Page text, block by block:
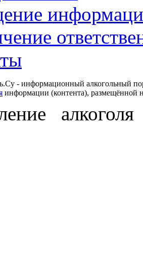
- информационный алкогольный
информации (контента), размещённой